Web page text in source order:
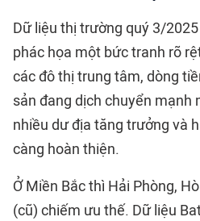
Dữ liệu thị trường quý 3/
phác họa một bức tranh rõ
các đô thị trung tâm, dòng
sản đang dịch chuyển mạnh
nhiều dư địa tăng trưởng và
càng hoàn thiện.
Ở Miền Bắc thì Hải Phòng,
(cũ) chiếm ưu thế. Dữ liệu